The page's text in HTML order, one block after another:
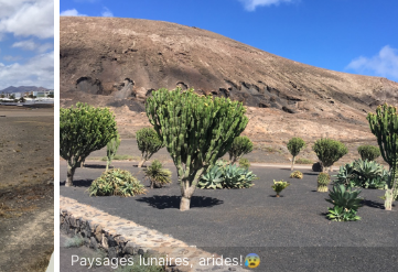
Paysages lunaires, arides!😰